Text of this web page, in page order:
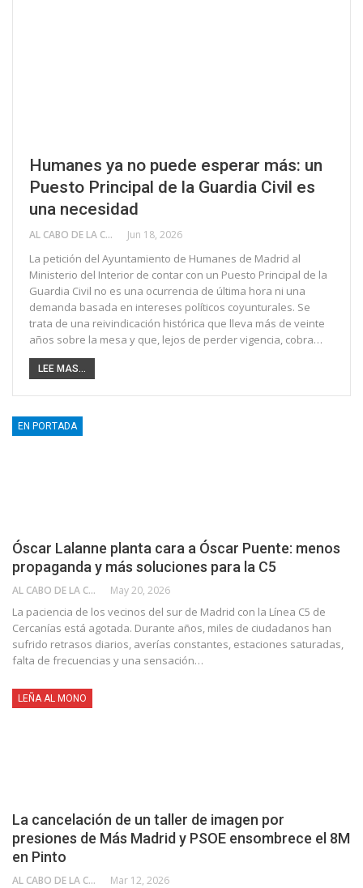
Humanes ya no puede esperar más: un
Puesto Principal de la Guardia Civil es
una necesidad
AL CABO DE LA CALLE Jun 18, 2026
La petición del Ayuntamiento de Humanes de Madrid al
Ministerio del Interior de contar con un Puesto Principal de la
Guardia Civil no es una ocurrencia de última hora ni una
demanda basada en intereses políticos coyunturales. Se
trata de una reivindicación histórica que lleva más de veinte
años sobre la mesa y que, lejos de perder vigencia, cobra…
LEE MAS...
EN PORTADA
Óscar Lalanne planta cara a Óscar Puente: menos
propaganda y más soluciones para la C5
AL CABO DE LA CALLE May 20, 2026
La paciencia de los vecinos del sur de Madrid con la Línea C5 de
Cercanías está agotada. Durante años, miles de ciudadanos han
sufrido retrasos diarios, averías constantes, estaciones saturadas,
falta de frecuencias y una sensación…
LEÑA AL MONO
La cancelación de un taller de imagen por
presiones de Más Madrid y PSOE ensombrece el 8M
en Pinto
AL CABO DE LA CALLE Mar 12, 2026